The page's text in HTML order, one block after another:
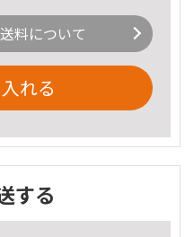
料について
れる
する